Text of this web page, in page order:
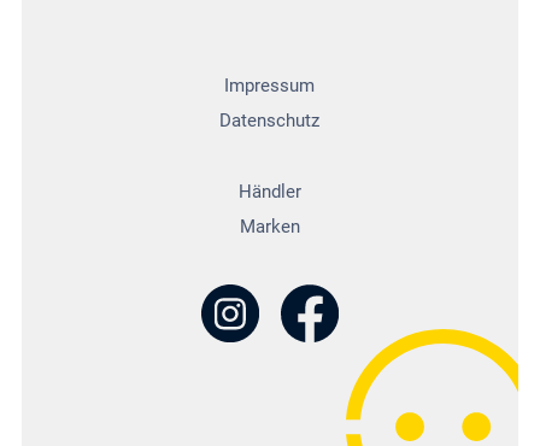
Impressum
Datenschutz
Händler
Marken